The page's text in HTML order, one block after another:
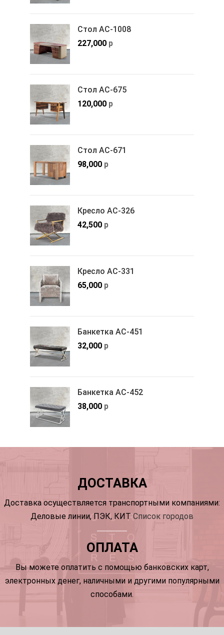
Стол АС-1008
227,000 р
Стол АС-675
120,000 р
Стол АС-671
98,000 р
Кресло АС-326
42,500 р
Кресло АС-331
65,000 р
Банкетка АС-451
32,000 р
Банкетка АС-452
38,000 р
ДОСТАВКА
Доставка осуществляется транспортными компаниями:
Деловые линии, ПЭК, КИТ Список городов
ОПЛАТА
Вы можете оплатить с помощью банковских карт,
электронных денег, наличными и другими популярными
способами.